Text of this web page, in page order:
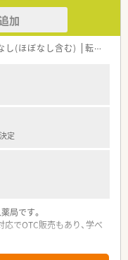
加
し(ほぼなし含む) 転勤なし
定
局です。
でOTC販売もあり、学べ